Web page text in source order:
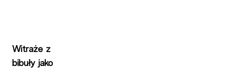
Witraże z
bibuły jako